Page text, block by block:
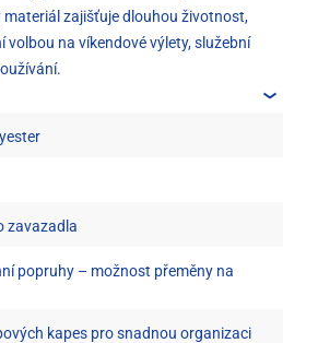
materiál zajišťuje dlouhou životnost,
volbou na víkendové výlety, služební
zavazadla
popruhy – možnost přeměny na
kapes pro snadnou organizaci